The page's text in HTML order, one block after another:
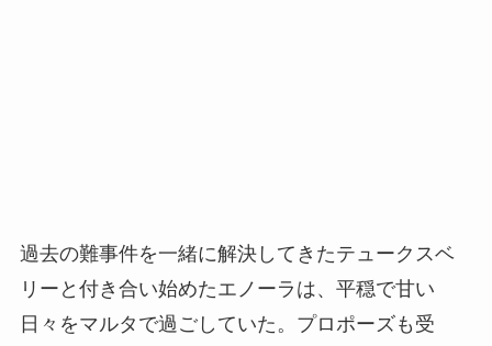
過去の難事件を一緒に解決してきたテュークスベ
リーと付き合い始めたエノーラは、平穏で甘い
日々をマルタで過ごしていた。プロポーズも受